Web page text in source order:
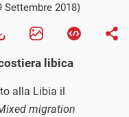
2018)
libica
alla Libia il
migration